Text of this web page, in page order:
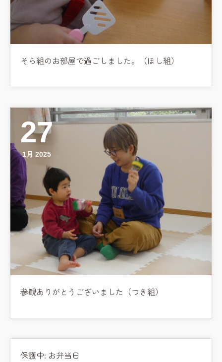
そら組のお部屋で過ごしました。（ほし組）
27
1月 2025
参観ありがとうございました（つき組）
保護中: お弁当日
預かり保育［ヒラソル ]
美⽊多チコス
美⽊多チコスブログ
0歳親子登園［マカロンクラス ]
1歳・2歳親子登園［マリポサクラ
ス ]
2歳児ひとり登園［ゆず組 ]
グループ施設・
関係先リンク
学校法⼈鴨⾕学園 鳳幼稚園
学校法⼈諏訪森学園 諏訪森幼稚
⼤阪府私⽴幼稚園連盟